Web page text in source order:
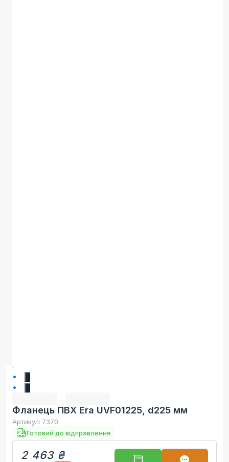
Фланець ПВХ Era UVF01225, d225 мм
Артикул: 7370
Готовий до відправлення
2 463 ₴